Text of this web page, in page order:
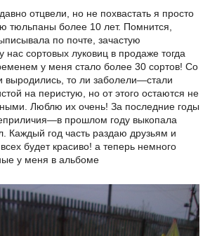
отцвели, но не похвастать я просто
тюльпаны более 10 лет. Помнится,
по почте, зачастую
нас сортовых луковиц в продаже тогда
у меня стало более 30 сортов! Со
выродились, то ли заболели—стали
на перистую, но от этого остаются не
Люблю их очень! За последние годы
прошлом году выкопала
Каждый год часть раздаю друзьям и
будет красиво! а теперь немного
у меня в альбоме